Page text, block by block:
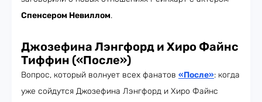
Спенсером Невиллом.
Джозефина Лэнгфорд и Хиро Файнс
Тиффин («После»)
Вопрос, который волнует всех фанатов «После»: когда
уже сойдутся Джозефина Лэнгфорд и Хиро Файнс